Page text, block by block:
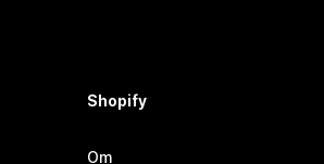
Shopify
Om